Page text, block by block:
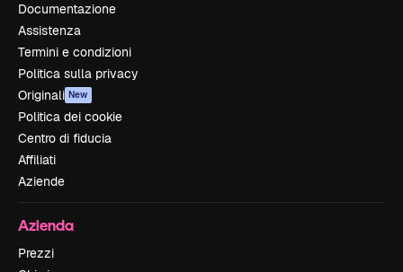
Documentazione
Assistenza
Termini e condizioni
Politica sulla privacy
Originali New
Politica dei cookie
Centro di fiducia
Affiliati
Aziende
Azienda
Prezzi